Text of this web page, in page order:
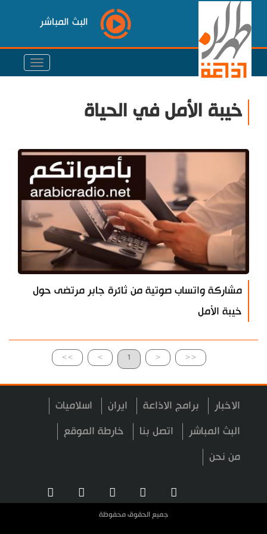
البث المباشر
خيبة الأمل في الحياة
مشاركة واتساب صوتية من ثائرة جابر مرتضى حول
خيبة الأمل
>> > 1 < <<
الاخبار برامج الاذاعة ايران اسلاميات
البث المباشر اتصل بنا خارطة الموقع
من نحن
جميع الحقوق محفوظة